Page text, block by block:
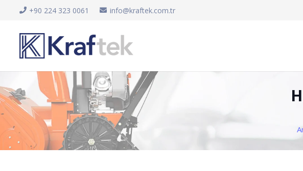
+90 224 323 0061 info@kraftek.com.tr